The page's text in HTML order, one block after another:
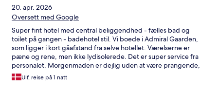
20. apr. 2026
Oversett med Google
Super fint hotel med central beliggendhed - fælles bad og
toilet på gangen - badehotel stil. Vi boede i Admiral Gaarden,
som ligger i kort gåafstand fra selve hotellet. Værelserne er
pæne og rene, men ikke lydisolerede. Det er super service fra
personalet. Morgenmaden er dejlig uden at være prangende,
men helt tilpas ift. stil og stemning. Kan varmt anbefales, hvis
man kan leve med lyd fra andre gæster samt bad og toilet på
Ulf, reise på 1 natt